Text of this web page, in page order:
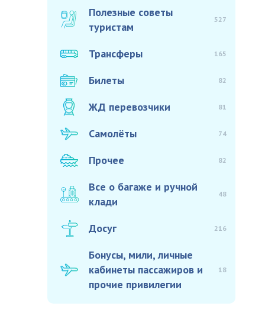
Полезные советы
туристам
527
Трансферы 165
Билеты 82
ЖД перевозчики 81
Самолёты 74
Прочее 82
Все о багаже и ручной
клади
48
Досуг 216
Бонусы, мили, личные
кабинеты пассажиров и
прочие привилегии
18